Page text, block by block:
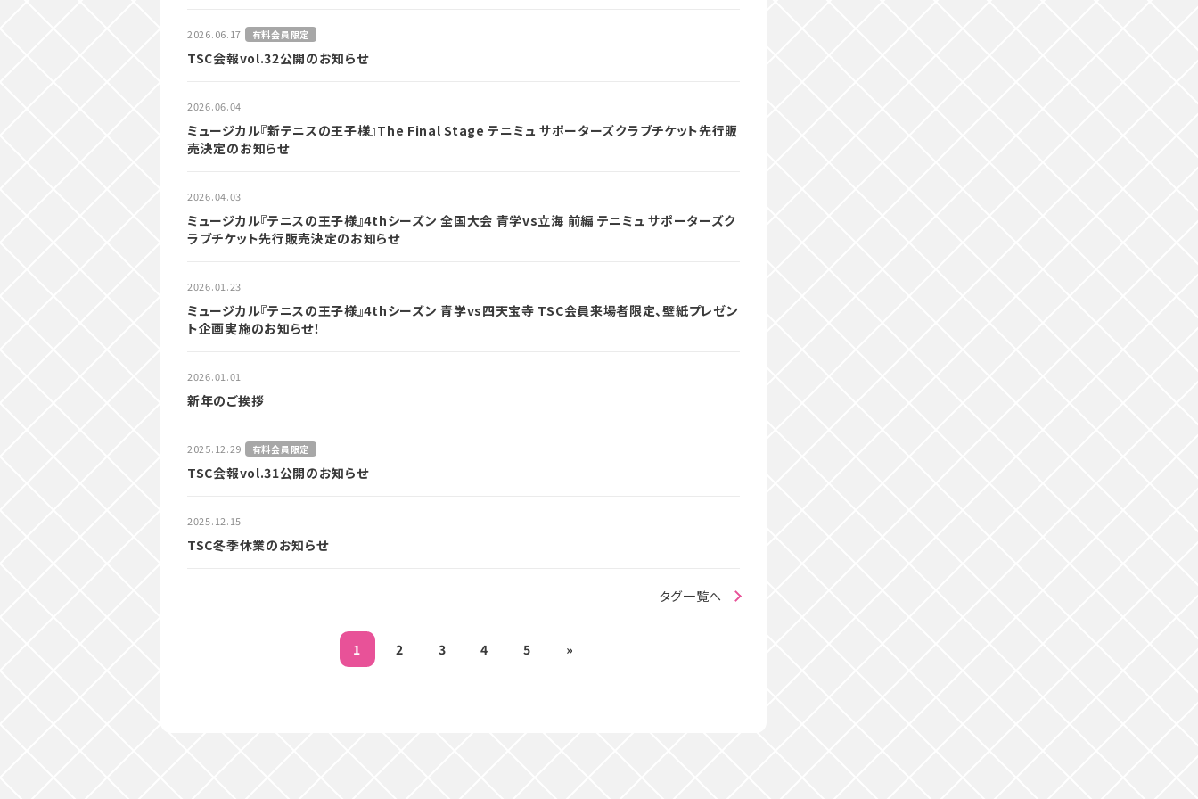
2026.06.17 有料会員限定
TSC会報vol.32公開のお知らせ
2026.06.04
ミュージカル『新テニスの王子様』The Final Stage テニミュ サポーターズクラブチケット先行販
売決定のお知らせ
2026.04.03
ミュージカル『テニスの王子様』4thシーズン 全国大会 青学vs立海 前編 テニミュ サポーターズク
ラブチケット先行販売決定のお知らせ
2026.01.23
ミュージカル『テニスの王子様』4thシーズン 青学vs四天宝寺 TSC会員来場者限定、壁紙プレゼン
ト企画実施のお知らせ！
2026.01.01
新年のご挨拶
2025.12.29 有料会員限定
TSC会報vol.31公開のお知らせ
2025.12.15
TSC冬季休業のお知らせ
タグ一覧へ
1 2 3 4 5 »